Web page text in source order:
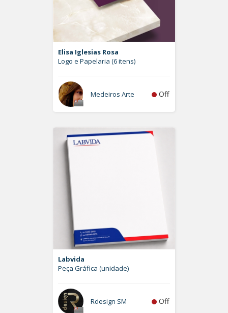
Elisa Iglesias Rosa
Logo e Papelaria (6 itens)
Medeiros Arte Off
Labvida
Peça Gráfica (unidade)
Rdesign SM Off